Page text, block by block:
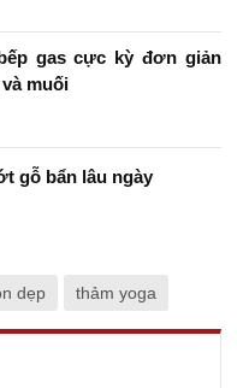
gas cực kỳ đơn giản
muối
gỗ bẩn lâu ngày
dẹp thảm yoga